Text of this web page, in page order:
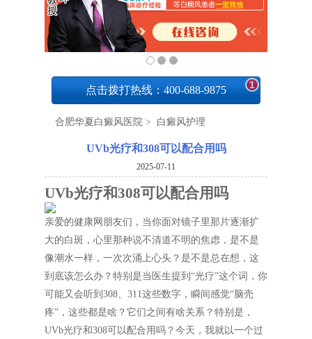
点击拨打热线：400-688-9875 1
合肥华夏白癜风医院 > 白癜风护理
UVb光疗和308可以配合用吗
2025-07-11
UVb光疗和308可以配合用吗
亲爱的健康网朋友们，当你面对镜子里那片逐渐扩
大的白斑，心里那种说不清道不明的焦虑，是不是
像潮水一样，一次次涌上心头？是不是总在想，这
到底该怎么办？特别是当医生提到“光疗”这个词，你
可能又会听到308、311这些数字，瞬间感觉“脑壳
疼”，这些都是啥？它们之间有啥关系？特别是，
UVb光疗和308可以配合用吗？今天，我就以一个过